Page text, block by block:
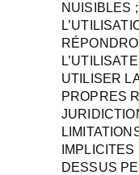
NUISIBLES
UTILISER
PROPRES
DESSUS